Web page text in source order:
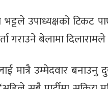
भट्टले उपाध्यक्षको टिकट
गराउने बेलामा दिलारामले
मात्रै उम्मेदवार